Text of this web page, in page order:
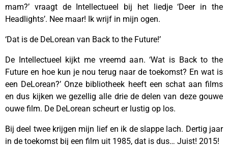
mam?’ vraagt de Intellectueel bij het liedje ‘Deer in the
Headlights’. Nee maar! Ik wrijf in mijn ogen.
‘Dat is de DeLorean van Back to the Future!’
De Intellectueel kijkt me vreemd aan. ‘Wat is Back to the
Future en hoe kun je nou terug naar de toekomst? En wat is
een DeLorean?’ Onze bibliotheek heeft een schat aan films
en dus kijken we gezellig alle drie de delen van deze gouwe
ouwe film. De DeLorean scheurt er lustig op los.
Bij deel twee krijgen mijn lief en ik de slappe lach. Dertig jaar
in de toekomst bij een film uit 1985, dat is dus… Juist! 2015!